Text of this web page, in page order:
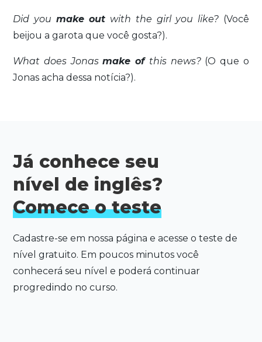
Did you make out with the girl you like? (Você
beijou a garota que você gosta?).
What does Jonasmake of this news? (O que o
Jonas acha dessa notícia?).
Já conhece seu
nível de inglês?
Comece o teste
Cadastre-se em nossa página e acesse o teste de
nível gratuito. Em poucos minutos você
conhecerá seu nível e poderá continuar
progredindo no curso.